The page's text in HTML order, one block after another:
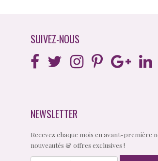
SUIVEZ-NOUS
NEWSLETTER
Recevez chaque mois en avant-première
nouveautés & offres exclusives !